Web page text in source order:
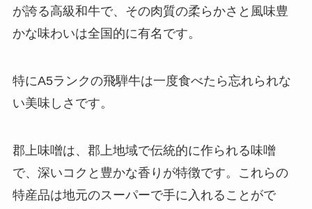
が誇る高級和牛で、その肉質の柔らかさと風味豊
かな味わいは全国的に有名です。
特にA5ランクの飛騨牛は一度食べたら忘れられな
い美味しさです。
郡上味噌は、郡上地域で伝統的に作られる味噌
で、深いコクと豊かな香りが特徴です。これらの
特産品は地元のスーパーで手に入れることがで